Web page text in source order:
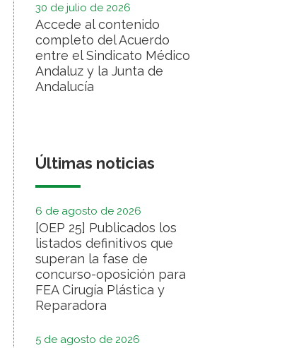
30 de julio de 2026
Accede al contenido
completo del Acuerdo
entre el Sindicato Médico
Andaluz y la Junta de
Andalucía
Últimas noticias
6 de agosto de 2026
[OEP 25] Publicados los
listados definitivos que
superan la fase de
concurso-oposición para
FEA Cirugía Plástica y
Reparadora
5 de agosto de 2026